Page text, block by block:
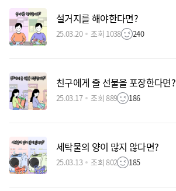
설거지를 해야한다면?
25.03.20 조회 1038 240
친구에게 줄 선물을 포장한다면?
25.03.17 조회 889 186
세탁물의 양이 많지 않다면?
25.03.13 조회 802 185